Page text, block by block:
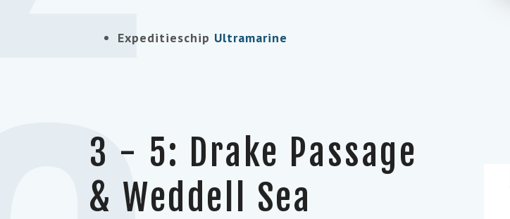
Expeditieschip Ultramarine
3 - 5: Drake Passage
& Weddell Sea